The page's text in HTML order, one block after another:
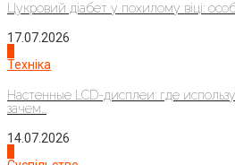
Цукровий діабет у похилому віці:
17.07.2026
Техніка
Настенные LCD-дисплеи: где
зачем...
14.07.2026